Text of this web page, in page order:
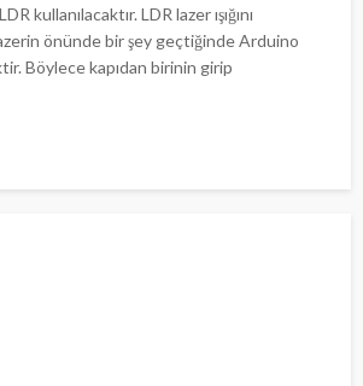
kullanılacaktır. LDR lazer ışığını
önünde bir şey geçtiğinde Arduino
Böylece kapıdan birinin girip